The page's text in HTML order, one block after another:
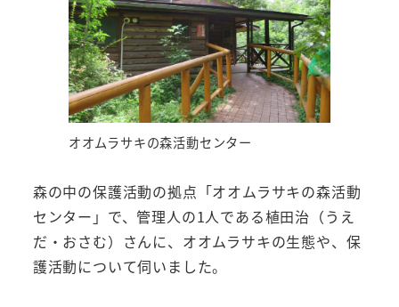
オオムラサキの森活動センター
森の中の保護活動の拠点「オオムラサキの森活動
センター」で、管理人の1人である植田治（うえ
だ・おさむ）さんに、オオムラサキの生態や、保
護活動について伺いました。